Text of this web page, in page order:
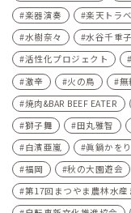
楽器演奏
楽天トラ
水樹奈々
水谷千重子
活性化プロジェクト
激辛
火の鳥 無
焼肉&BAR BEEF EATER
獅子舞
田丸雅智
白濱亜嵐
眞鍋かをり
福岡
秋の大園遊会
第17回まつやま農林水産